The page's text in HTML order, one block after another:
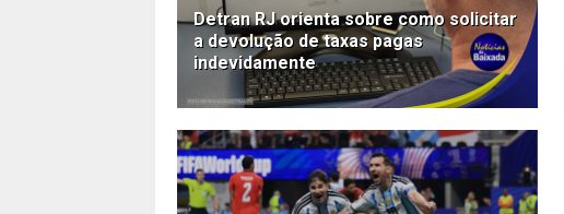
Detran RJ orienta sobre como solicitar
a devolução de taxas pagas
indevidamente